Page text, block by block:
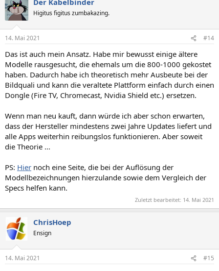
Higitus figitus zumbakazing.
14. Mai 2021 #14
Das ist auch mein Ansatz. Habe mir bewusst einige ältere
Modelle rausgesucht, die ehemals um die 800-1000 gekostet
haben. Dadurch habe ich theoretisch mehr Ausbeute bei der
Bildquali und kann die veraltete Plattform einfach durch einen
Dongle (Fire TV, Chromecast, Nvidia Shield etc.) ersetzen.
Wenn man neu kauft, dann würde ich aber schon erwarten,
dass der Hersteller mindestens zwei Jahre Updates liefert und
alle Apps weiterhin reibungslos funktionieren. Aber soweit
die Theorie ...
PS: Hier noch eine Seite, die bei der Auflösung der
Modellbezeichnungen hierzulande sowie dem Vergleich der
Specs helfen kann.
Zuletzt bearbeitet: 14. Mai 2021
ChrisHoep
Ensign
14. Mai 2021 #15